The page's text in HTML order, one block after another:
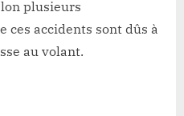
plusieurs
ces accidents sont dûs à
au volant.